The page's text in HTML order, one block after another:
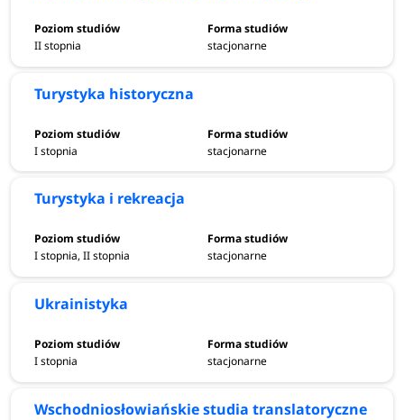
II stopnia stacjonarne
Turystyka historyczna
I stopnia stacjonarne
Turystyka i rekreacja
I stopnia, II stopnia stacjonarne
Ukrainistyka
I stopnia stacjonarne
Wschodniosłowiańskie studia translatoryczne